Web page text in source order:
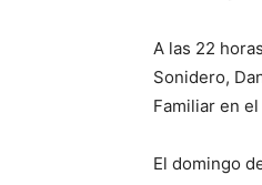
A las 22
Sonidero,
Familiar en
El domingo